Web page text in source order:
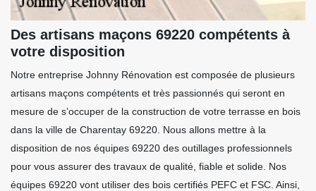
Des artisans maçons 69220 compétents à
votre disposition
Notre entreprise Johnny Rénovation est composée de plusieurs
artisans maçons compétents et très passionnés qui seront en
mesure de s’occuper de la construction de votre terrasse en bois
dans la ville de Charentay 69220. Nous allons mettre à la
disposition de nos équipes 69220 des outillages professionnels
pour vous assurer des travaux de qualité, fiable et solide. Nos
équipes 69220 vont utiliser des bois certifiés PEFC et FSC. Ainsi,